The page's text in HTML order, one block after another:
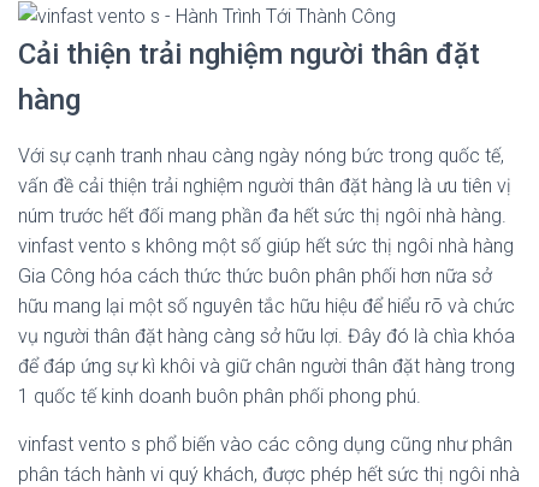
Cải thiện trải nghiệm người thân đặt
hàng
Với sự cạnh tranh nhau càng ngày nóng bức trong quốc tế,
vấn đề cải thiện trải nghiệm người thân đặt hàng là ưu tiên vị
núm trước hết đối mang phần đa hết sức thị ngôi nhà hàng.
vinfast vento s không một số giúp hết sức thị ngôi nhà hàng
Gia Công hóa cách thức thức buôn phân phối hơn nữa sở
hữu mang lại một số nguyên tắc hữu hiệu để hiểu rõ và chức
vụ người thân đặt hàng càng sở hữu lợi. Đây đó là chìa khóa
để đáp ứng sự kì khôi và giữ chân người thân đặt hàng trong
1 quốc tế kinh doanh buôn phân phối phong phú.
vinfast vento s phổ biến vào các công dụng cũng như phân
phân tách hành vi quý khách, được phép hết sức thị ngôi nhà